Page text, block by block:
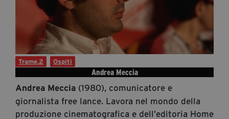
Accrediti Stampa
Cartella Stampa
Rassegna Stampa
Partecipa
Diventa Partner
Dona
Andrea Meccia
Andrea Meccia (1980), comunicatore e
giornalista free lance. Lavora nel mondo della
produzione cinematografica e dell’editoria Home
Trame.2 Ospiti